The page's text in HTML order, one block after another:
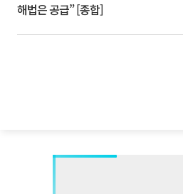
해법은 공급” [종합]